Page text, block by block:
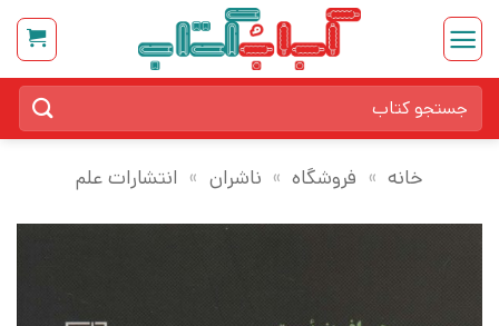
Skip
content
برای:
خانه » فروشگاه » ناشران » انتشارات علم